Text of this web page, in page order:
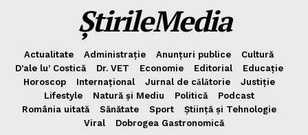
ȘtirileMedia
Actualitate Administrație Anunțuri publice
Cultură
D’ale lu’ Costică
Dr. VET Economie Editorial
Educație
Horoscop
Internațional Jurnal de cǎlǎtorie
Justiție
Lifestyle
Natură și Mediu Politică
Podcast
România uitată
Sănătate Sport
Știință și Tehnologie
Viral
Dobrogea Gastronomică